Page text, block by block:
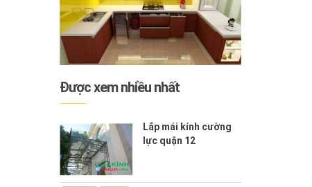
Được xem nhiều nhất
Lắp mái kính cường
lực quận 12